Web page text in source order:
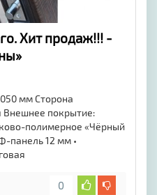
Хит продаж!!! -
мм Сторона
покрытие:
полимерное «Чёрный
панель 12 мм •
0